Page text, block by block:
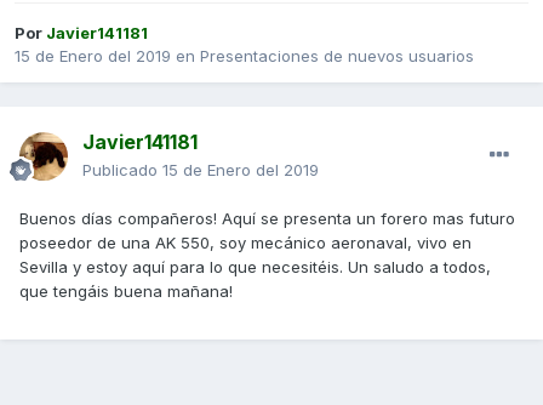
Por Javier141181
15 de Enero del 2019 en Presentaciones de nuevos usuarios
Javier141181
Publicado 15 de Enero del 2019
Buenos días compañeros! Aquí se presenta un forero mas futuro
poseedor de una AK 550, soy mecánico aeronaval, vivo en
Sevilla y estoy aquí para lo que necesitéis. Un saludo a todos,
que tengáis buena mañana!